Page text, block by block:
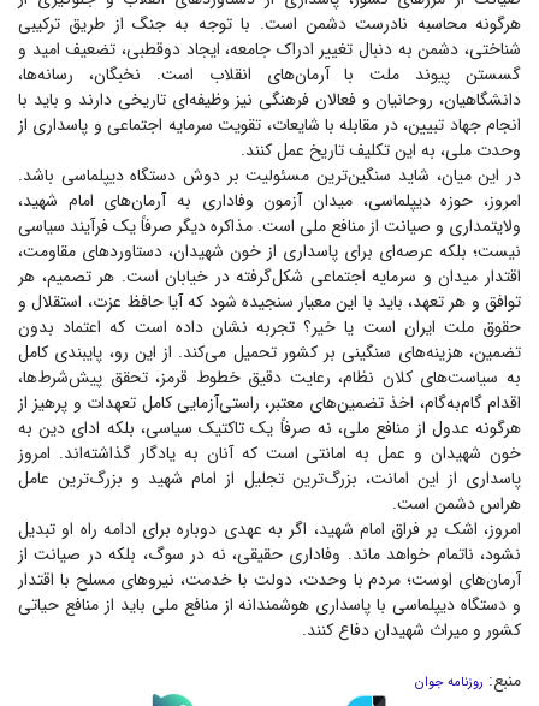
هرگونه محاسبه نادرست دشمن است. با توجه به جنگ از طریق ترکیبی
شناختی، دشمن به دنبال تغییر ادراک جامعه، ایجاد دوقطبی، تضعیف امید و
گسستن پیوند ملت با آرمان‌های انقلاب است. نخبگان، رسانه‌ها،
دانشگاهیان، روحانیان و فعالان فرهنگی نیز وظیفه‌ای تاریخی دارند و باید با
انجام جهاد تبیین، در مقابله با شایعات، تقویت سرمایه اجتماعی و پاسداری از
وحدت ملی، به این تکلیف تاریخ عمل کنند.
در این میان، شاید سنگین‌ترین مسئولیت بر دوش دستگاه دیپلماسی باشد.
امروز، حوزه دیپلماسی، میدان آزمون وفاداری به آرمان‌های امام شهید،
ولایتمداری و صیانت از منافع ملی است. مذاکره دیگر صرفاً یک فرآیند سیاسی
نیست؛ بلکه عرصه‌ای برای پاسداری از خون شهیدان، دستاورد‌های مقاومت،
اقتدار میدان و سرمایه اجتماعی شکل‌گرفته در خیابان است. هر تصمیم، هر
توافق و هر تعهد، باید با این معیار سنجیده شود که آیا حافظ عزت، استقلال و
حقوق ملت ایران است یا خیر؟ تجربه نشان داده است که اعتماد بدون
تضمین، هزینه‌های سنگینی بر کشور تحمیل می‌کند. از این رو، پایبندی کامل
به سیاست‌های کلان نظام، رعایت دقیق خطوط قرمز، تحقق پیش‌شرط‌ها،
اقدام گام‌به‌گام، اخذ تضمین‌های معتبر، راستی‌آزمایی کامل تعهدات و پرهیز از
هرگونه عدول از منافع ملی، نه صرفاً یک تاکتیک سیاسی، بلکه ادای دین به
خون شهیدان و عمل به امانتی است که آنان به یادگار گذاشته‌اند. امروز
پاسداری از این امانت، بزرگ‌ترین تجلیل از امام شهید و بزرگ‌ترین عامل
هراس دشمن است.
امروز، اشک بر فراق امام شهید، اگر به عهدی دوباره برای ادامه راه او تبدیل
نشود، ناتمام خواهد ماند. وفاداری حقیقی، نه در سوگ، بلکه در صیانت از
آرمان‌های اوست؛ مردم با وحدت، دولت با خدمت، نیرو‌های مسلح با اقتدار
و دستگاه دیپلماسی با پاسداری هوشمندانه از منافع ملی باید از منافع حیاتی
کشور و میراث شهیدان دفاع کنند.
منبع: روزنامه جوان